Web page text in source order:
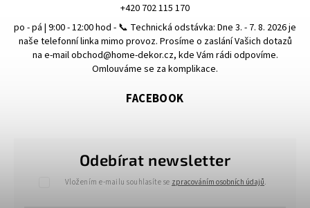
Odebírat newsletter
Vložením e-mailu souhlasíte se zpracováním osobních údajů.
+420 702 115 170
po - pá | 9:00 - 12:00 hod - 📞 Technická odstávka: Dne 3. - 7. 8. 2026 je
naše telefonní linka mimo provoz. Prosíme o zaslání Vašich dotazů
na e-mail obchod@home-dekor.cz, kde Vám rádi odpovíme.
Omlouváme se za komplikace.
FACEBOOK